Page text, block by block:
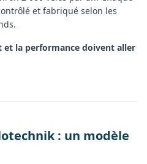
et fabriqué selon les
et la performance doivent aller
: un modèle